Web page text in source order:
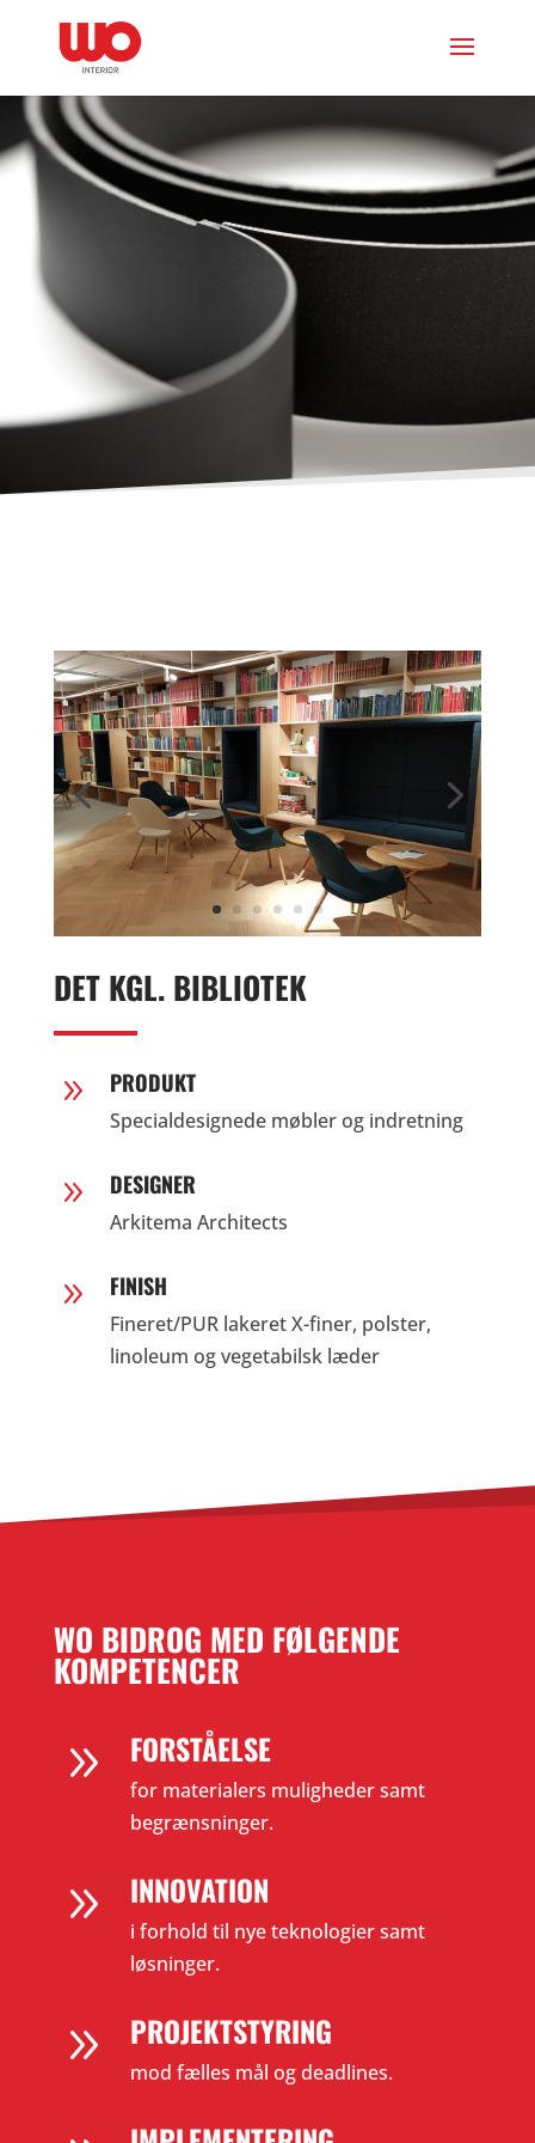
DET KGL. BIBLIOTEK
9 PRODUKT
Specialdesignede møbler og indretning
9 DESIGNER
Arkitema Architects
9 FINISH
Fineret/PUR lakeret X-finer, polster,
linoleum og vegetabilsk læder
WO BIDROG MED FØLGENDE
KOMPETENCER
9 FORSTÅELSE
for materialers muligheder samt
begrænsninger.
9 INNOVATION
i forhold til nye teknologier samt
løsninger.
9 PROJEKTSTYRING
mod fælles mål og deadlines.